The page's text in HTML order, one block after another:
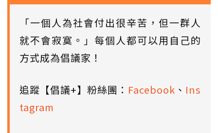
「一個人為社會付出很辛苦，但一群人
就不會寂寞。」每個人都可以用自己的
方式成為倡議家！
追蹤【倡議+】粉絲團： Facebook 、 Ins
tagram